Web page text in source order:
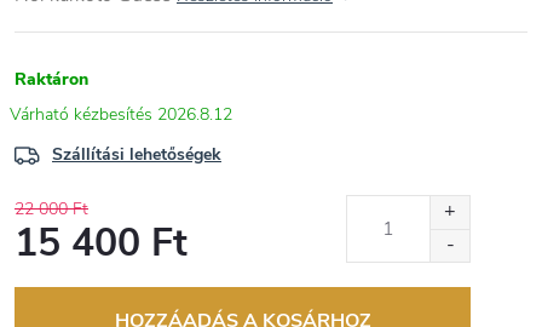
Raktáron
2026.8.12
Szállítási lehetőségek
22 000 Ft
15 400 Ft
HOZZÁADÁS A KOSÁRHOZ